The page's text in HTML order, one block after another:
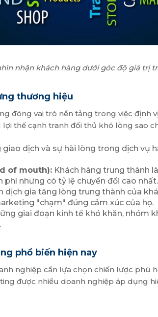
nhận khách hàng dưới góc độ giá trị
thương hiệu
đóng vai trò nền tảng trong việc
thế cạnh tranh đối thủ khó lòng sao
giao dịch và sự hài lòng trong dịch vụ
of mouth): Khách hàng trung thành
nhưng có tỷ lệ chuyển đổi cao nhất.
dịch gia tăng lòng trung thành của
"chạm" đúng cảm xúc của họ.
giai đoạn kinh tế khó khăn, nhóm
phổ biến hiện nay
nghiệp cần lựa chọn chiến lược phù
được nhiều doanh nghiệp áp dụng